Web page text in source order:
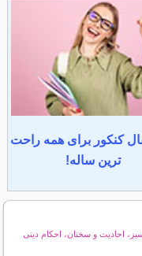
سال کنکور برای همه راحت
ترین ساله!
احادیث و سخنان، احکام دینی